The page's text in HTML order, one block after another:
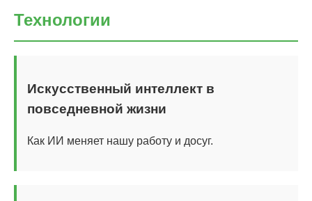
Технологии
Искусственный интеллект в
повседневной жизни
Как ИИ меняет нашу работу и досуг.